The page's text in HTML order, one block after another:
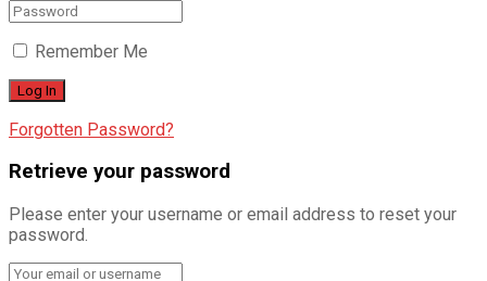
Remember Me
Forgotten Password?
Retrieve your password
Please enter your username or email address to reset your
password.